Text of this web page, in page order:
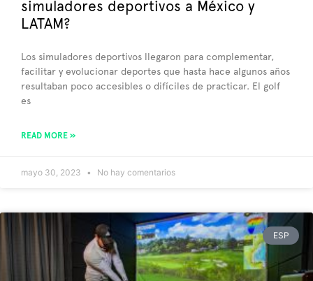
simuladores deportivos a México y
LATAM?
Los simuladores deportivos llegaron para complementar,
facilitar y evolucionar deportes que hasta hace algunos años
resultaban poco accesibles o difíciles de practicar. El golf
es
READ MORE »
mayo 30, 2023 No hay comentarios
ESP